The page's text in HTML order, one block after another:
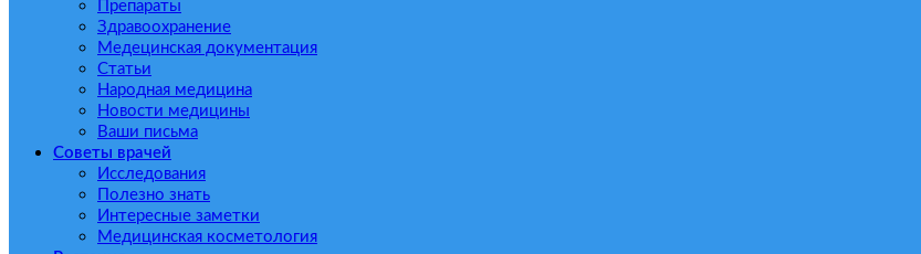
Препараты
Здравоохранение
Медецинская документация
Статьи
Народная медицина
Новости медицины
Ваши письма
Советы врачей
Исследования
Полезно знать
Интересные заметки
Медицинская косметология